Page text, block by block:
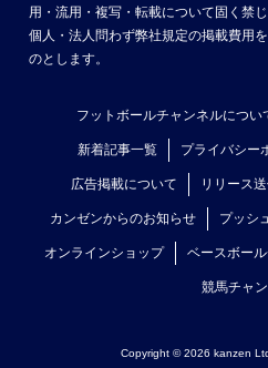
用・流用・複写・転載について固く禁
個人・法人問わず弊社規定の掲載費用
のとします。
フットボールチャンネルについ
新着記事一覧 プライバシー
広告掲載について リリース
カンゼンからのお知らせ プッシ
オンラインショップ ベースボー
競馬チャ
Copyright © 2026 kanzen